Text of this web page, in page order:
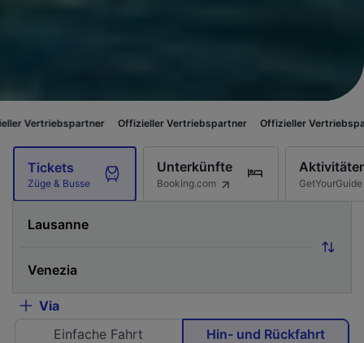
Offizieller Vertriebspartner Offizieller Vertriebspartner
Tickets
Züge & Busse
Unterkünfte
Booking.com GetYourGuide
Via
Einfache Fahrt
Hin- und Rückfahrt